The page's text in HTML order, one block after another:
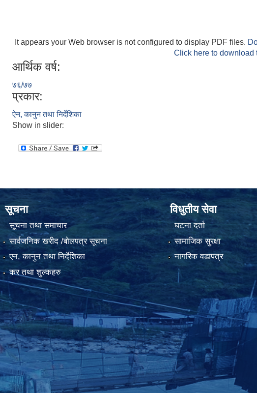
It appears your Web browser is not configured to display PDF files.
Click here to download
आर्थिक वर्ष:
७६/७७
प्रकार:
ऐन, कानुन तथा निर्देशिका
Show in slider:
सूचना
सूचना तथा समाचार
सार्वजनिक खरीद /बोलपत्र सूचना
एन, कानुन तथा निर्देशिका
कर तथा शुल्कहरु
विधुतीय सेवा
घटना दर्ता
सामाजिक सुरक्षा
नागरिक वडापत्र